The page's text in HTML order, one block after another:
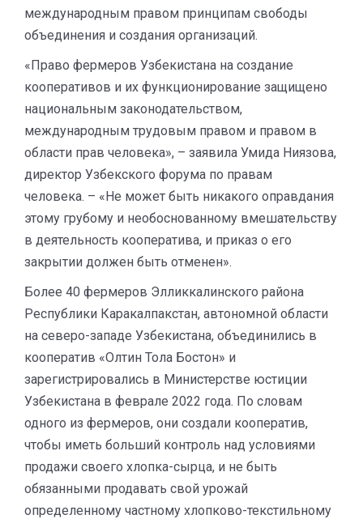
международным правом принципам свободы
объединения и создания организаций.
«Право фермеров Узбекистана на создание
кооперативов и их функционирование защищено
национальным законодательством,
международным трудовым правом и правом в
области прав человека», – заявила Умида Ниязова,
директор Узбекского форума по правам
человека. – «Не может быть никакого оправдания
этому грубому и необоснованному вмешательству
в деятельность кооператива, и приказ о его
закрытии должен быть отменен».
Более 40 фермеров Элликкалинского района
Республики Каракалпакстан, автономной области
на северо-западе Узбекистана, объединились в
кооператив «Олтин Тола Бостон» и
зарегистрировались в Министерстве юстиции
Узбекистана в феврале 2022 года. По словам
одного из фермеров, они создали кооператив,
чтобы иметь больший контроль над условиями
продажи своего хлопка-сырца, и не быть
обязанными продавать свой урожай
определенному частному хлопково-текстильному